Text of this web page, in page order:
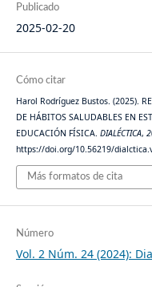
Publicado
2025-02-20
Cómo citar
Harol Rodríguez Bustos. (2025).
DE HÁBITOS SALUDABLES EN
EDUCACIÓN FÍSICA. DIALÉCTICA, 2
https://doi.org/10.56219/
Más formatos de cita
Número
Vol. 2 Núm. 24 (2024):